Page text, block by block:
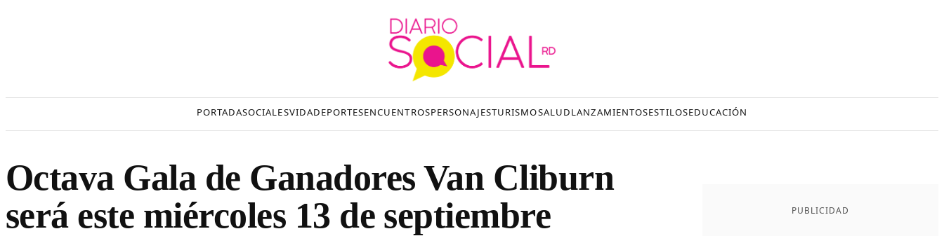
PORTADASOCIALESVIDADEPORTESENCUENTROSPERSONAJESTURISMOSALUDLANZAMIENTOSESTILOSEDUCACIÓN
Octava Gala de Ganadores Van Cliburn
será este miércoles 13 de septiembre
PUBLICIDAD